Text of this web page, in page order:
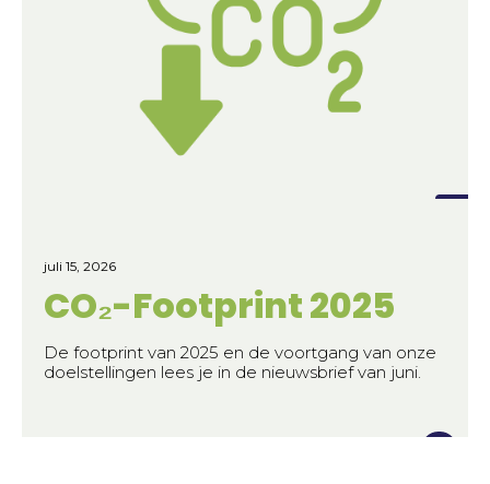
juli 15, 2026
CO₂-Footprint 2025
De footprint van 2025 en de voortgang van onze
doelstellingen lees je in de nieuwsbrief van juni.